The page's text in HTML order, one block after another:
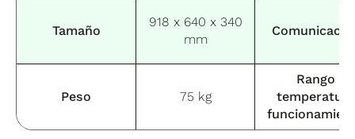
Tamaño
918 x 640 x 340
mm
Peso 75 kg
Rango
temperatura